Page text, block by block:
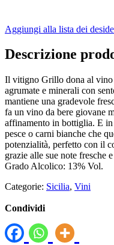
Aggiungi alla lista dei
Descrizione
Il vitigno Grillo dona al vino
agrumate e minerali con
mantiene una gradevole
fa un vino da bere giovane
affinamento in bottiglia. E in
pesce o carni bianche che
potenzialità, perfetto con il
grazie alle sue note fresche
Grado Alcolico: 13% Vol.
Categorie: Sicilia, Vini
Condividi